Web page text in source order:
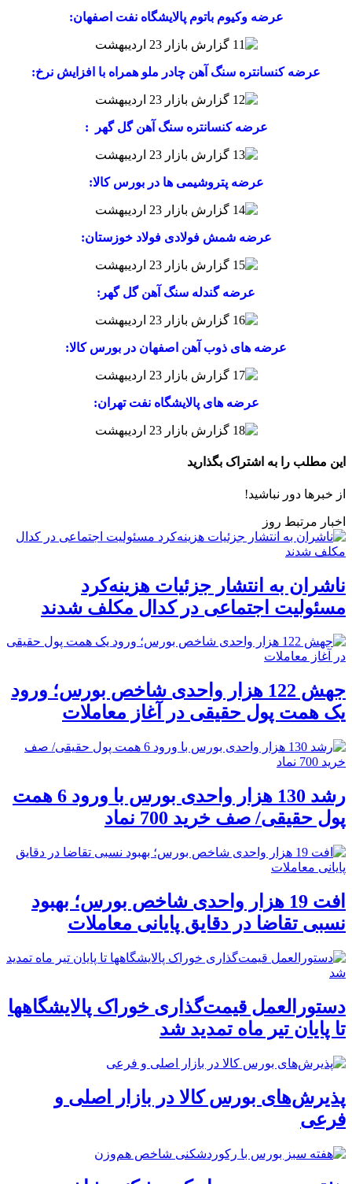
عرضه وکیوم باتوم پالایشگاه نفت اصفهان:
عرضه کنسانتره سنگ آهن چادر ملو همراه با افزایش نرخ:
عرضه کنسانتره سنگ آهن گل گهر :
عرضه پتروشیمی ها در بورس کالا:
عرضه شمش فولادی فولاد خوزستان:
عرضه گندله سنگ آهن گل گهر:
عرضه های ذوب آهن اصفهان در بورس کالا:
عرضه های پالایشگاه نفت تهران:
این مطلب را به اشتراک بگذارید
از خبرها دور نباشید!
اخبار مرتبط روز
ناشران به انتشار جزئیات هزینه‌کرد
مسئولیت اجتماعی در کدال مکلف شدند
جهش 122 هزار واحدی شاخص بورس؛ ورود
یک همت پول حقیقی در آغاز معاملات
رشد 130 هزار واحدی بورس با ورود 6 همت
پول حقیقی/ صف خرید 700 نماد
افت 19 هزار واحدی شاخص بورس؛ بهبود
نسبی تقاضا در دقایق پایانی معاملات
دستورالعمل قیمت‌گذاری خوراک پالایشگاهها
تا پایان تیر ماه تمدید شد
پذیرش‌های بورس کالا در بازار اصلی و
فرعی